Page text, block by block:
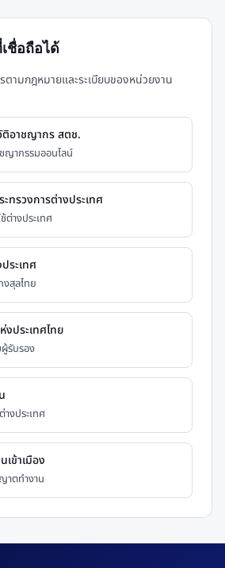
ชื่อถือได้
ตามกฎหมายและระเบียบของหน่วยงาน
ติอาชญากร สตช.
ญากรรมออนไลน์
ทรวงการต่างประเทศ
ต่างประเทศ
ระเทศ
สุลไทย
ประเทศไทย
รับรอง
างประเทศ
ข้าเมือง
าตทำงาน